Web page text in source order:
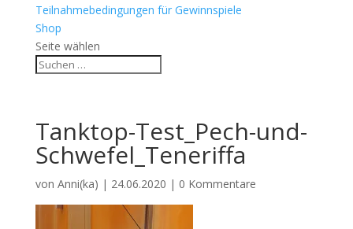
Teilnahmebedingungen für Gewinnspiele
Shop
Seite wählen
Tanktop-Test_Pech-und-
Schwefel_Teneriffa
von Anni(ka) | 24.06.2020 | 0 Kommentare